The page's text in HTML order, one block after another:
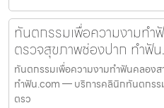
ทันตกรรมเพื่อความงามทำ
ตรวจสุขภาพช่องปาก ทำฟั
ทันตกรรมเพื่อความงามทำฟันคลอง
ทำฟัน.com — บริการคลินิกทันตกร
ตรว